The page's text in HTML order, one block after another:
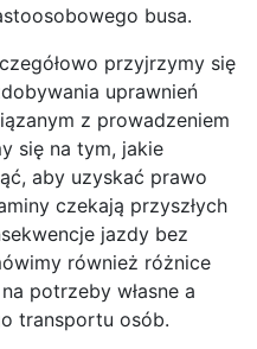
busa.
przyjrzymy się
uprawnień
z prowadzeniem
się na tym, jakie
aby uzyskać prawo
czekają przyszłych
jazdy bez
również różnice
potrzeby własne a
transportu osób.